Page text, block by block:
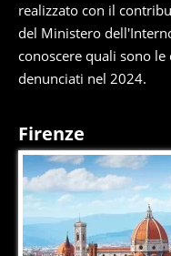
realizzato con il
del Ministero
conoscere quali sono
denunciati nel 2024.
Firenze